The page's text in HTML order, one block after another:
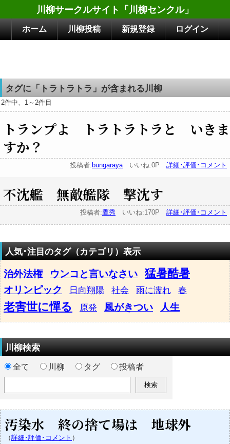
川柳サークルサイト「川柳センクル」
ホーム 川柳投稿 新規登録 ログイン
タグに「トラトラトラ」が含まれる川柳
2件中、1～2件目
トランプよ トラトラトラと いきま
すか？
投稿者: bungarayaいいね:0P 詳細･評価･コメント
不沈艦 無敵艦隊 撃沈す
投稿者:鷹秀 いいね:170P 詳細･評価･コメント
人気･注目のタグ（カテゴリ）表示
治外法権 ウンコと言いなさい 猛暑酷暑
オリンピック 日向翔陽 社会 雨に濡れ 春
老害世に憚る 原発 風がきつい 人生
川柳検索
全て 川柳 タグ 投稿者
汚染水 終の捨て場は 地球外
（詳細･評価･コメント ）